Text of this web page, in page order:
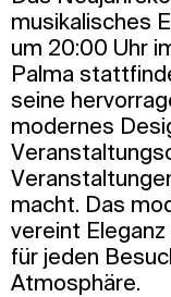
musikalisches
um 20:00 Uhr
Palma
seine
modernes
macht. Das
vereint
für jeden
Atmosphäre.